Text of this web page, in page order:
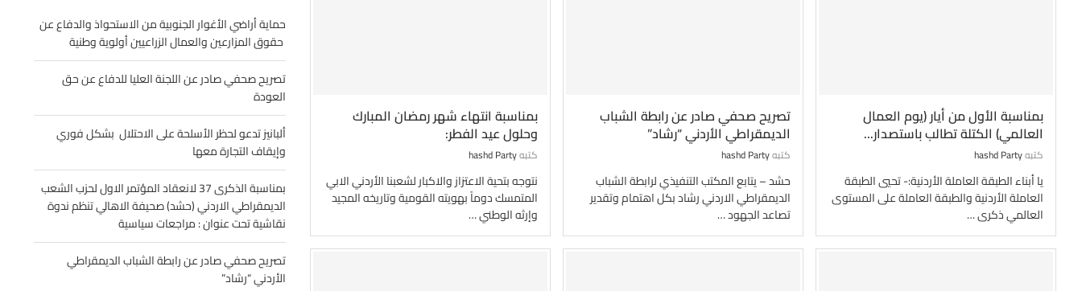
بمناسبة الأول من أيار (يوم العمال
العالمي) الكتلة تطالب باستصدار...
كتبهhashd Party
يا أبناء الطبقة العاملة الأردنية:- تحيي الطبقة
العاملة الأردنية والطبقة العاملة على المستوى
العالمي ذكرى …
تصريح صحفي صادر عن رابطة الشباب
الديمقراطي الأردني “رشاد”
كتبهhashd Party
حشد – يتابع المكتب التنفيذي لرابطة الشباب
الديمقراطي الاردني رشاد بكل اهتمام وتقدير
تصاعد الجهود …
بمناسبة انتهاء شهر رمضان المبارك
وحلول عيد الفطر:
كتبهhashd Party
نتوجه بتحية الاعتزاز والاكبار لشعبنا الأردني الابي
المتمسك دوماً بهويته القومية وتاريخه المجيد
وإرثه الوطني …
حماية أراضي الأغوار الجنوبية من الاستحواذ والدفاع عن
حقوق المزارعين والعمال الزراعيين أولوية وطنية
تصريح صحفي صادر عن اللجنة العليا للدفاع عن حق
العودة
ألبانيز تدعو لحظر الأسلحة على الاحتلال بشكل فوري
وإيقاف التجارة معها
بمناسبة الذكرى 37 لانعقاد المؤتمر الاول لحزب الشعب
الديمقراطي الاردني (حشد) صحيفة الاهالي تنظم ندوة
نقاشية تحت عنوان : مراجعات سياسية
تصريح صحفي صادر عن رابطة الشباب الديمقراطي
الأردني “رشاد”